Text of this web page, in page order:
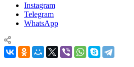
Instagram
Telegram
WhatsApp